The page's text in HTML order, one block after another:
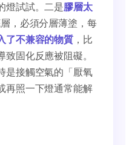
燈試試。二是膠層太
，必須分層薄塗，每
了不兼容的物質，比
固化反應被阻礙。
是接觸空氣的「厭氧
再照一下燈通常能解